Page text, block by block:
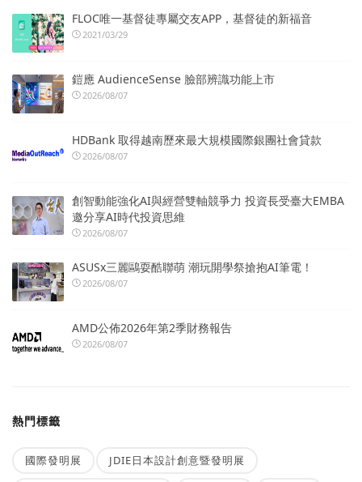
FLOC唯一基督徒專屬交友APP，基督徒的新福音
2021/03/29
鎧應 AudienceSense 臉部辨識功能上市
2026/08/07
HDBank 取得越南歷來最大規模國際銀團社會貸款
2026/08/07
創智動能強化AI與經營雙軸競爭力 投資長受臺大EMBA
邀分享AI時代投資思維
2026/08/07
ASUSx三麗鷗耍酷聯萌 潮玩開學祭搶抱AI筆電！
2026/08/07
AMD公佈2026年第2季財務報告
2026/08/07
熱門標籤
國際發明展 JDIE日本設計創意暨發明展